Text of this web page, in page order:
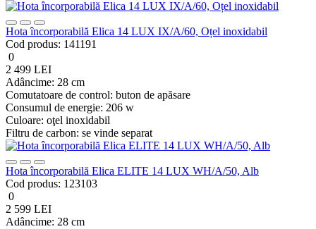
Hota încorporabilă Elica 14 LUX IX/A/60, Oțel inoxidabil
Cod produs: 141191
0
2 499 LEI
Adâncime: 28 cm
Comutatoare de control: buton de apăsare
Consumul de energie: 206 w
Culoare: oţel inoxidabil
Filtru de carbon: se vinde separat
Hota încorporabilă Elica ELITE 14 LUX WH/A/50, Alb
Cod produs: 123103
0
2 599 LEI
Adâncime: 28 cm